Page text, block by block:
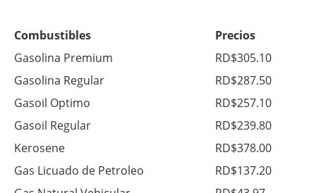
Combustibles
Precios
Gasolina Premium
RD$305.10
Gasolina Regular
RD$287.50
Gasoil Optimo
RD$257.10
Gasoil Regular
RD$239.80
Kerosene
RD$378.00
Gas Licuado de Petroleo
RD$137.20